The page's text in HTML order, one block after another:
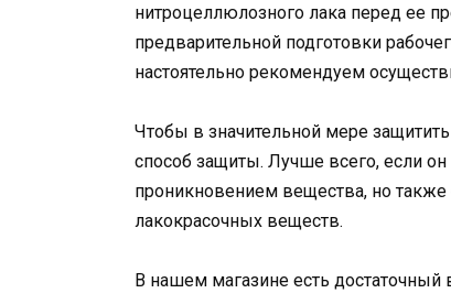
нитроцеллюлозного лака перед ее
предварительной подготовки
настоятельно рекомендуем
Чтобы в значительной мере
способ защиты. Лучше всего, если он
проникновением вещества, но
лакокрасочных веществ.
В нашем магазине есть